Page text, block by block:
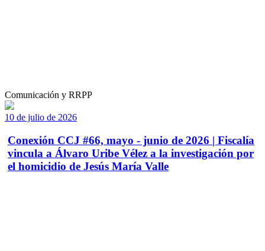
Comunicación y RRPP
10 de julio de 2026
Conexión CCJ #66, mayo - junio de 2026 | Fiscalía
vincula a Álvaro Uribe Vélez a la investigación por
el homicidio de Jesús María Valle